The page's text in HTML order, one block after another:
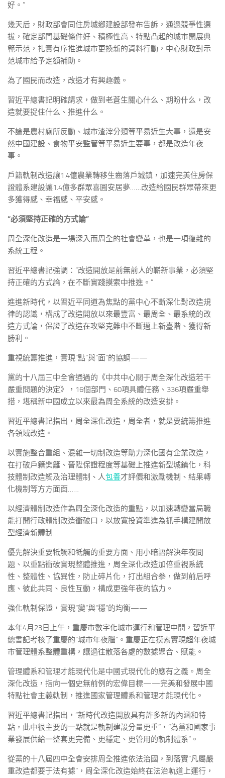
好。”
幾天后，財政部會同住房城鄉建設部發布告訴，通過競爭性選
拔，確定部門基礎條件好、積極性高、特點凸起的城市開展典
範示范，扎實有序推進城市更換新的資料行動，中心財政對示
范城市給予定額補助。
為了國民而改造，改造才有興趣義。
習近平總書記明確請求，做到老蒼生關心什么、期盼什么，改
造就要捉住什么、推進什么。
不論是農村廁所反動、城市渣滓分類等平易近生大事，還是安
然中國建設、食物平安監管等平易近生要事，都是改造年夜
事。
戶籍軌制改造讓1.4億農業轉移生齒落戶城鎮，加速完美住房保
證體系建設讓1.4億多群眾喜圓安居夢……改造給國民群眾帶來更
多獲得感、幸福感、平安感。
“必須堅持正確的方式論”
周全深化改造是一場深入而周全的社會變革，也是一項復雜的
系統工程。
習近平總書記強調：“改造開放是前無前人的嶄新事業，必須堅
持正確的方式論，在不斷實踐摸索中推進。”
進進新時代，以習近平同道為焦點的黨中心不斷深化對改造規
律的認識，構成了改造開放以來最豐富、最周全、最系統的改
造方式論，保證了改造在攻堅克難中不斷邁上新臺階、獲得新
勝利。
重視統籌推進，實現“點”與“面”的協調——
黨的十八屆三中全會通過的《中共中心關于周全深化改造若干
嚴重問題的決定》，16個部門、60項具體任務、336項嚴重舉
措，堪稱新中國成立以來最為周全系統的改造安排。
習近平總書記指出，周全深化改造，周全者，就是要統籌推進
各領域改造。
以實施整合重組、混雜一切制改造等助力深化國有企業改造，
在打破戶籍樊籬、晉陞保證程度等基礎上推進新型城鎮化，科
技體制改造觸及治理體制、人包養才評價和激勵機制、結果轉
化機制等方方面面……
以經濟體制改造作為周全深化改造的重點，以加速轉變當局職
能打開行政體制改造衝破口，以放寬投資準進為抓手構建開放
型經濟新體制……
優先解決重要牴觸和牴觸的重要方面、用小暗語解決年夜問
題、以重點衝破實現整體推進，周全深化改造加倍重視系統
性、整體性、協異性，防止碎片化，打出組合拳，做到前后呼
應、彼此共同、良性互動，構成更強年夜的協力。
強化軌制保證，實現“變”與“穩”的均衡——
本年4月23日上午，重慶市數字化城市運行和管理中間，習近平
總書記考核了重慶的“城市年夜腦”。重慶正在摸索實現超年夜城
市管理體系整體重構，讓過往散落各處的數據聚合、賦能。
管理體系和管理才能現代化是中國式現代化的應有之義。周全
深化改造，指向一個史無前例的宏偉目標——完美和發展中國
特點社會主義軌制，推進國家管理體系和管理才能現代化。
習近平總書記指出，“新時代改造開放具有許多新的內涵和特
點，此中很主要的一點就是軌制建設分量更重”，“為黨和國家事
業發展供給一整套更完備、更穩定、更管用的軌制體系”。
從黨的十八屆四中全會安排周全推進依法治國，到落實“凡屬嚴
重改造都要于法有據”，周全深化改造始終在法治軌道上運行，